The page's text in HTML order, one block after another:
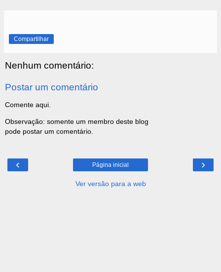
Compartilhar
Nenhum comentário:
Postar um comentário
Comente aqui.
Observação: somente um membro deste blog
pode postar um comentário.
‹ ›
Página inicial
Ver versão para a web